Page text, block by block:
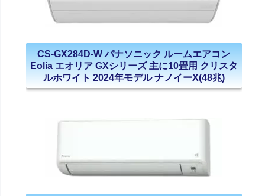
CS-GX284D-W パナソニック ルームエアコン
Eolia エオリア GXシリーズ 主に10畳用 クリスタ
ルホワイト 2024年モデル ナノイーX(48兆)